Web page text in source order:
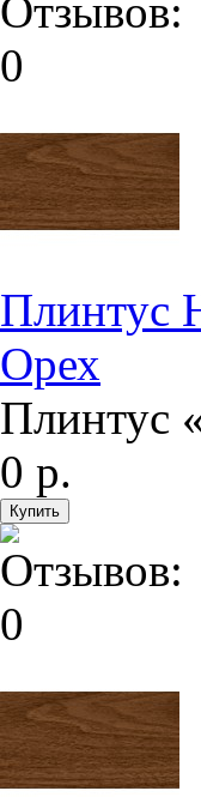
Плинтус
Орех
Плинтус
0 р.